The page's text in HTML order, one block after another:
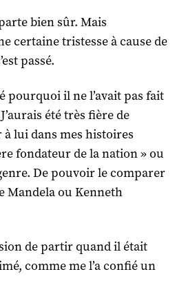
bien sûr. Mais
certaine tristesse à cause de
passé.
pourquoi il ne l’avait pas fait
été très fière de
lui dans mes histoires
fondateur de la nation » ou
De pouvoir le comparer
Mandela ou Kenneth
de partir quand il était
comme me l’a confié un